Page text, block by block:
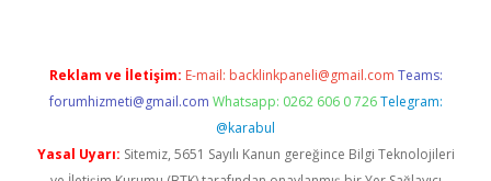
Reklam ve İletişim: E-mail: backlinkpaneli@gmail.com Teams:
forumhizmeti@gmail.com Whatsapp: 0262 606 0 726 Telegram:
@karabul
Yasal Uyarı: Sitemiz, 5651 Sayılı Kanun gereğince Bilgi Teknolojileri